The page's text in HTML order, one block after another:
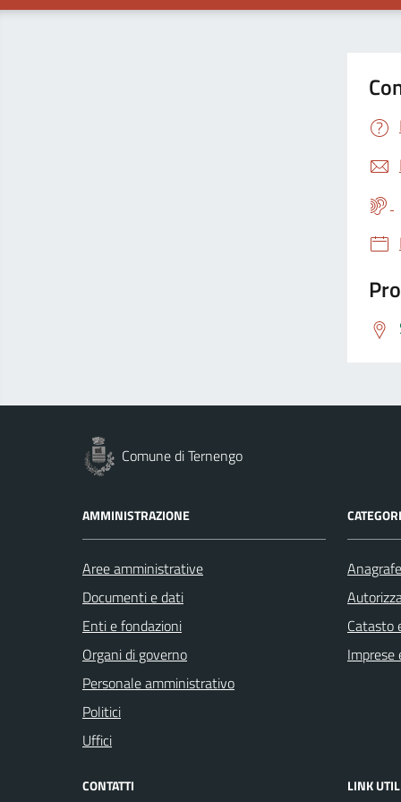
Comune di Ternengo
AMMINISTRAZIONE
Aree amministrative
Documenti e dati
Enti e fondazioni
Organi di governo
Personale amministrativo
Politici
Uffici
Catasto
Imprese
CONTATTI LINK